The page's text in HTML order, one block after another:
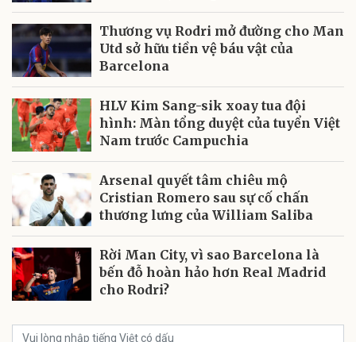
Thương vụ Rodri mở đường cho Man
Utd sở hữu tiền vệ báu vật của
Barcelona
HLV Kim Sang-sik xoay tua đội
hình: Màn tổng duyệt của tuyển Việt
Nam trước Campuchia
Arsenal quyết tâm chiêu mộ
Cristian Romero sau sự cố chấn
thương lưng của William Saliba
Rời Man City, vì sao Barcelona là
bến đỗ hoàn hảo hơn Real Madrid
cho Rodri?